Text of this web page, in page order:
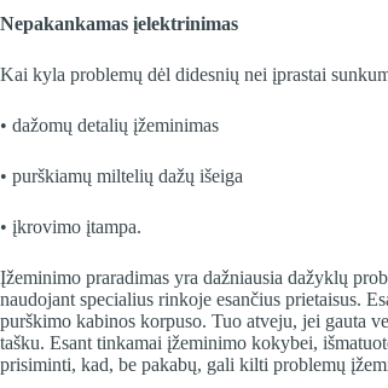
Nepakankamas įelektrinimas
Kai kyla problemų dėl didesnių nei įprastai
• dažomų detalių įžeminimas
• purškiamų miltelių dažų išeiga
• įkrovimo įtampa.
Įžeminimo praradimas yra dažniausia dažyklų
naudojant specialius rinkoje esančius prietaisus.
purškimo kabinos korpuso. Tuo atveju, jei gauta
tašku. Esant tinkamai įžeminimo kokybei,
prisiminti, kad, be pakabų, gali kilti problemų